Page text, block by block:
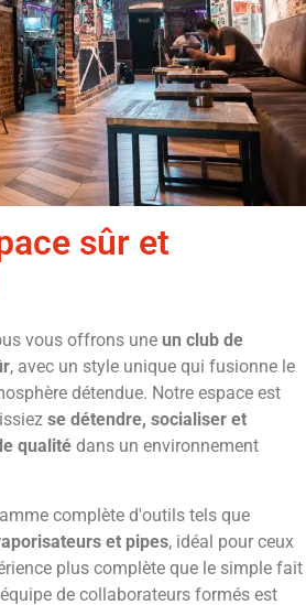
sûr et
vous offrons une un club de
, avec un style unique qui fusionne le
détendue. Notre espace est
se détendre, socialiser et
qualité dans un environnement
complète d'outils tels que
et pipes, idéal pour ceux
plus complète que le simple fait
de collaborateurs formés est